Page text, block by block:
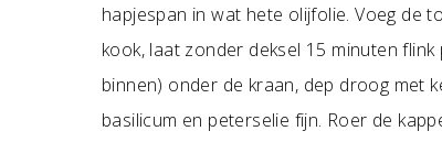
hapjespan in wat hete olijfolie. Voeg de
kook, laat zonder deksel 15 minuten
binnen) onder de kraan, dep droog met
basilicum en peterselie fijn. Roer de